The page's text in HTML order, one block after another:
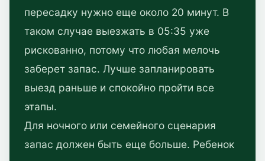
пересадку нужно еще около 20 минут. В
таком случае выезжать в 05:35 уже
рискованно, потому что любая мелочь
заберет запас. Лучше запланировать
выезд раньше и спокойно пройти все
этапы.
Для ночного или семейного сценария
запас должен быть еще больше. Ребенок